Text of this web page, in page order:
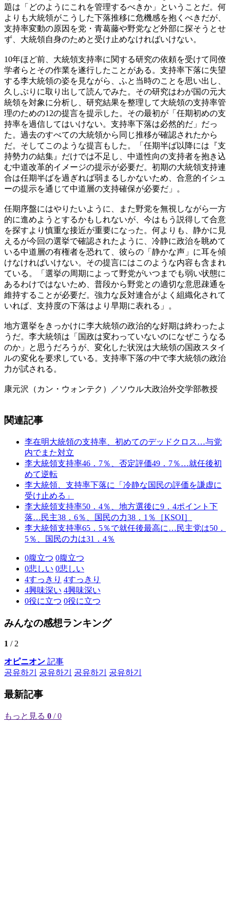
題は「どのようにこれを管理するべきか」ということだ。何
よりも大統領がこうした下落推移に危機感を抱くべきだが、
支持率変動の原因を党・青葛藤や野党など外部に探そうとせ
ず、大統領自身のためと受け止めなければいけない。
10年ほど前、大統領支持率に関する研究の依頼を受けて同僚
学者らとその作業を遂行したことがある。支持率下落に失望
する李大統領の姿を見ながら、ふと当時のことを思い出し、
久しぶりに取り出して読んでみた。その研究はわが国の元大
統領を対象に分析し、研究結果を整理して大統領の支持率管
理のための12の提言を提示した。その最初が「任期初めの支
持率を過信してはいけない。支持率下落は必然的だ」だっ
た。過去のすべての大統領から同じ推移が確認されたから
だ。そしてこのような提言もした。「任期半ば以降には『支
持勢力の結集』だけでは不足し、中道性向の支持者を抱き込
む中道改革的イメージの提示が必要だ。初期の大統領支持連
合は任期半ばを過ぎれば弱まるしかないため、合意的イシュ
ーの提示を通じて中道層の支持確保が必要だ」。
任期序盤にはやりたいように、また野党を無視しながら一方
的に進めようとするかもしれないが、今はもう説得して合意
を探すより慎重な接近が重要になった。何よりも、静かに見
えるが今回の選挙で確認されたように、冷静に政治を眺めて
いる中道層の有権者を恐れて、彼らの「静かな声」に耳を傾
けなければいけない。その提言にはこのような内容も含まれ
ている。「選挙の周期によって野党がいつまでも弱い状態に
あるわけではないため、普段から野党との適切な意思疎通を
維持することが必要だ。強力な反対連合がよく組織化されて
いれば、支持度の下落はより早期に表れる」。
地方選挙をきっかけに李大統領の政治的な好期は終わったよ
うだ。李大統領は「国政は変わっていないのになぜこうなる
のか」と思うだろうが、変化した状況は大統領の国政スタイ
ルの変化を要求している。支持率下落の中で李大統領の政治
力が試される。
康元沢（カン・ウォンテク）／ソウル大政治外交学部教授
関連記事
李在明大統領の支持率、初めてのデッドクロス…与党
内でまた対立
李大統領支持率46．7％、否定評価49．7％…就任後初
めて逆転
李大統領、支持率下落に「冷静な国民の評価を謙虚に
受け止める」
李大統領支持率50．4％、地方選後に9．4ポイント下
落…民主38．6％、国民の力38．1％［KSOI］
李大統領支持率65．5％で就任後最高に…民主党は50．
5％、国民の力は31．4％
0腹立つ 0腹立つ
0悲しい 0悲しい
4すっきり 4すっきり
4興味深い 4興味深い
0役に立つ 0役に立つ
みんなの感想ランキング
1 / 2
オピニオン 記事
공유하기
공유하기 공유하기 공유하기
最新記事
もっと見る 0 / 0